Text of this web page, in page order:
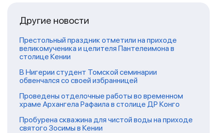
Другие новости
Престольный праздник отметили на приходе
великомученика и целителя Пантелеимона в
столице Кении
В Нигерии студент Томской семинарии
обвенчался со своей избранницей
Проведены отделочные работы во временном
храме Архангела Рафаила в столице ДР Конго
Пробурена скважина для чистой воды на приходе
святого Зосимы в Кении